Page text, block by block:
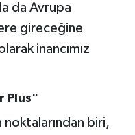
da Avrupa
gireceğine
inancımız
Plus"
noktalarından biri,